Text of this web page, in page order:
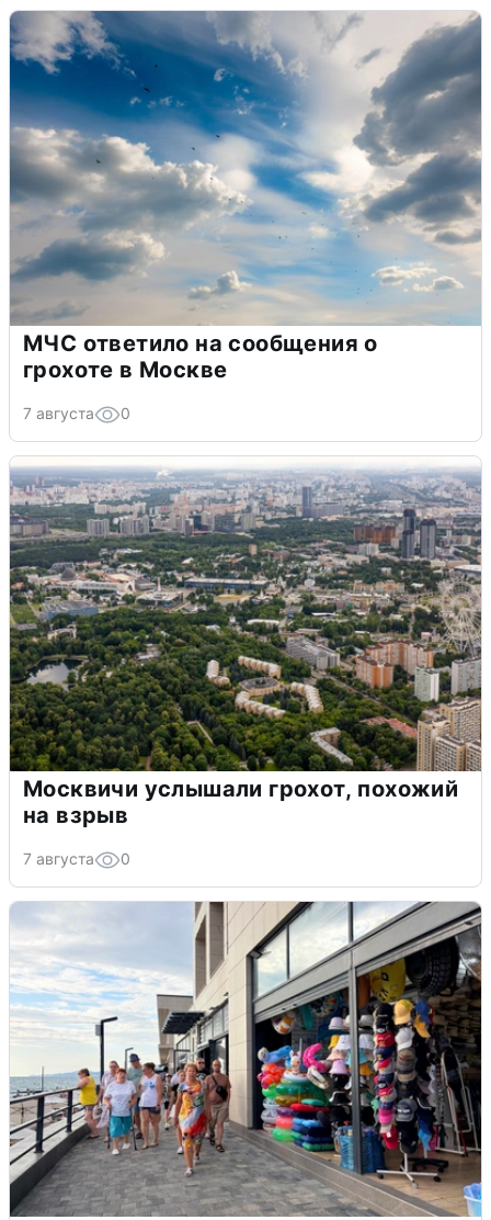
МЧС ответило на сообщения о
грохоте в Москве
7 августа 0
Москвичи услышали грохот, похожий
на взрыв
7 августа 0